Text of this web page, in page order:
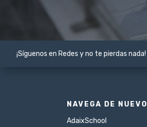
¡Síguenos en Redes y no te pierdas nada!
NAVEGA DE NUEVO
AdaixSchool